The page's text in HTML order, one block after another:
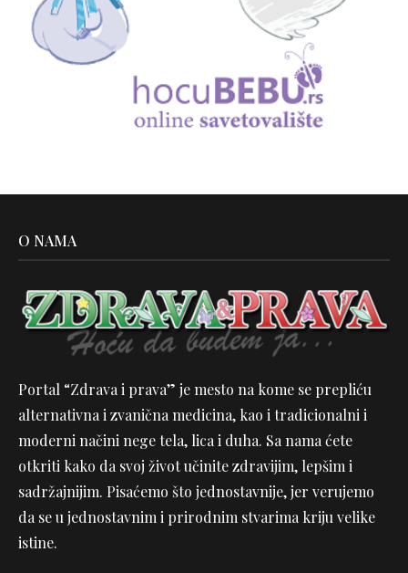
O NAMA
Portal “Zdrava i prava” je mesto na kome se prepliću
alternativna i zvanična medicina, kao i tradicionalni i
moderni načini nege tela, lica i duha. Sa nama ćete
otkriti kako da svoj život učinite zdravijim, lepšim i
sadržajnijim. Pisaćemo što jednostavnije, jer verujemo
da se u jednostavnim i prirodnim stvarima kriju velike
istine.